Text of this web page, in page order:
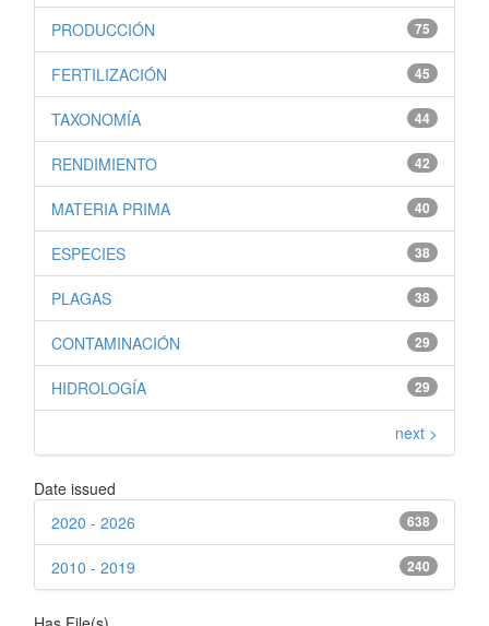
75
PRODUCCIÓN
45
FERTILIZACIÓN
44
TAXONOMÍA
42
RENDIMIENTO
40
MATERIA PRIMA
38
ESPECIES
38
PLAGAS
29
CONTAMINACIÓN
29
HIDROLOGÍA
next >
Date issued
638
2020 - 2026
240
2010 - 2019